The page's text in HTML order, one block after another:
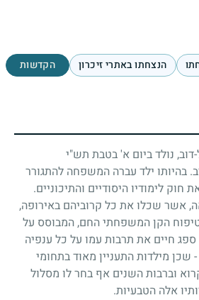
הנצחתו באתרי זיכרון הקדשות
דוב, נולד ביום א' בטבת תש"י
בהיותו ילד עברה המשפחה להתגורר
לימודיו היסודיים והתיכוניים.
אשר שכלו את כל קרוביהם באירופה,
הקן המשפחתי החם, המבוסס על
חיים את תרבות עמו על כל ענפיה
- שכן מילדות התעניין מאוד בתחומי
וברבות השנים אף בחר לו מסלול
אלה הטבעיות.